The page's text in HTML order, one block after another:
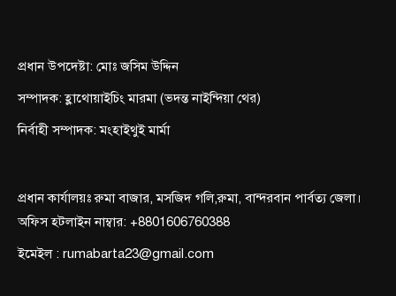
প্রধান উপদেষ্টা: মোঃ জসিম উদ্দিন
সম্পাদক: হ্লাথোয়াইচিং মারমা (ভদন্ত নাইন্দিয়া থের)
নির্বাহী সম্পাদক: মংহাইথুই মার্মা
প্রধান কার্যালয়ঃ রুমা বাজার, মসজিদ গলি,রুমা, বান্দরবান পার্বত্য জেলা।
অফিস হটলাইন নাম্বার: +8801606760388
ইমেইল : rumabarta23@gmail.com